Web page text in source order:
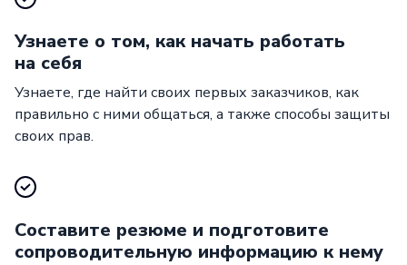
Узнаете о том, как начать работать
на себя
Узнаете, где найти своих первых заказчиков, как
правильно с ними общаться, а также способы защиты
своих прав.
Составите резюме и подготовите
сопроводительную информацию к нему